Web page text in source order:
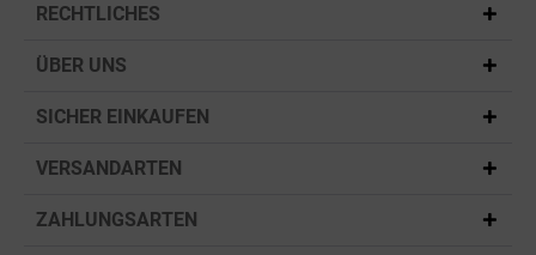
RECHTLICHES
ÜBER UNS
SICHER EINKAUFEN
VERSANDARTEN
ZAHLUNGSARTEN